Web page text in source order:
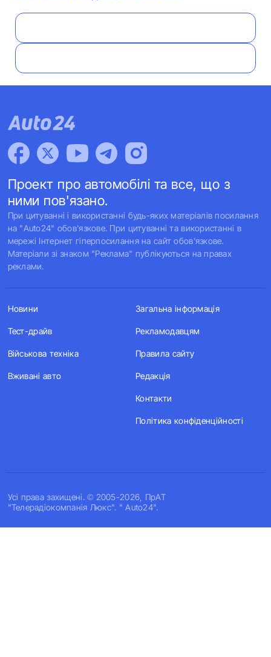
Проект про автомобілі та все, що з
ними пов'язано.
При цитуванні і використанні будь-яких матеріалів посилання
на "Auto24" обов'язкове. При цитуванні та використанні в
мережі Інтернет гіперпосилання на сайт обов'язкове.
Матеріали зі знаком "Реклама" публікуються на правах
реклами.
Усi права захищенi. © 2005-2026, ПрАТ
"Телерадіокомпанія Люкс". " Auto24".
Новини
Тест-драйв
Військова техніка
Вживані авто
Загальна інформація
Рекламодавцям
Правила сайту
Редакція
Контакти
Політика конфіденційності